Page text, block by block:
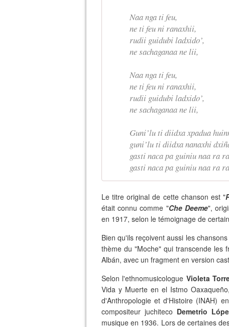
Naa nga ti feu,
ne ti feu ni ranaxhii,
rudii guidubi ladxido’,
ne sachaganaa ne lii,
Naa nga ti feu,
ne ti feu ni ranaxhii,
rudii guidubi ladxido’,
ne sachaganaa ne lii,
Guni’lu ti diidxa xpadua
guni’lu ti diidxa nanaxhi
gasti naca pa guiniu naa ra
gasti naca pa guiniu naa ra
Le titre original de cette chanson est "
était connu comme "Che Deeme",
en 1917, selon le témoignage de
Bien qu'ils reçoivent aussi les
thème du "Moche" qui transcende les
Albán, avec un fragment en version
Selon l'ethnomusicologue Violeta
Vida y Muerte en el Istmo
d'Anthropologie et d'Histoire (INAH)
compositeur juchiteco Demetrio
musique en 1936. Lors de certaines